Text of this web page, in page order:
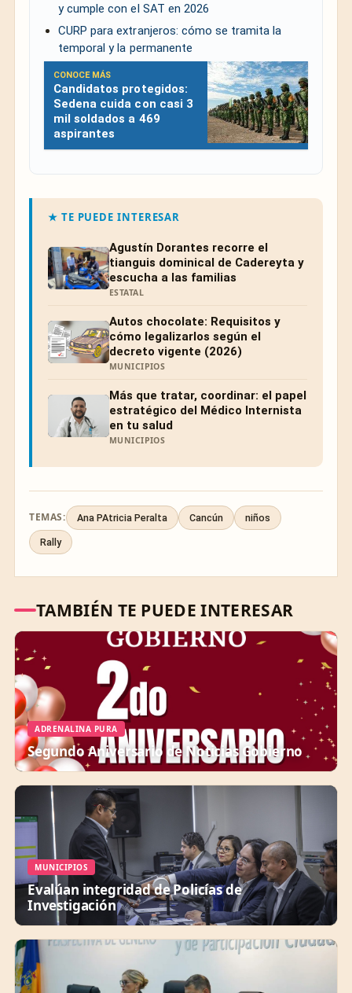
y cumple con el SAT en 2026
CURP para extranjeros: cómo se tramita la
temporal y la permanente
CONOCE MÁS
Candidatos protegidos:
Sedena cuida con casi 3
mil soldados a 469
aspirantes
★ TE PUEDE INTERESAR
Agustín Dorantes recorre el
tianguis dominical de Cadereyta y
escucha a las familias
ESTATAL
Autos chocolate: Requisitos y
cómo legalizarlos según el
decreto vigente (2026)
MUNICIPIOS
Más que tratar, coordinar: el papel
estratégico del Médico Internista
en tu salud
MUNICIPIOS
TEMAS: Ana PAtricia Peralta Cancún niños
Rally
TAMBIÉN TE PUEDE INTERESAR
ADRENALINA PURA
Segundo Aniversario de Noticias Gobierno
MUNICIPIOS
Evalúan integridad de Policías de
Investigación